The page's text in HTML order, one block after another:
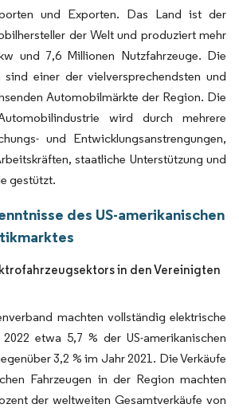
und Exporten. Das Land ist der
der Welt und produziert mehr
und 7,6 Millionen Nutzfahrzeuge. Die
sind einer der vielversprechendsten und
Automobilmärkte der Region. Die
wird durch mehrere
und Entwicklungsanstrengungen,
staatliche Unterstützung und
gestützt.
des US-amerikanischen
in den Vereinigten
machten vollständig elektrische
etwa 5,7 % der US-amerikanischen
3,2 % im Jahr 2021. Die Verkäufe
Fahrzeugen in der Region machten
der weltweiten Gesamtverkäufe von